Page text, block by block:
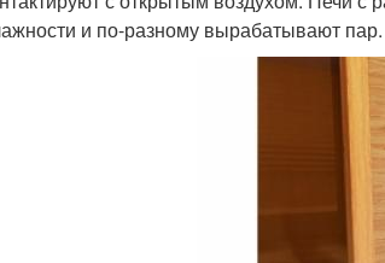
и по-разному вырабатывают пар.